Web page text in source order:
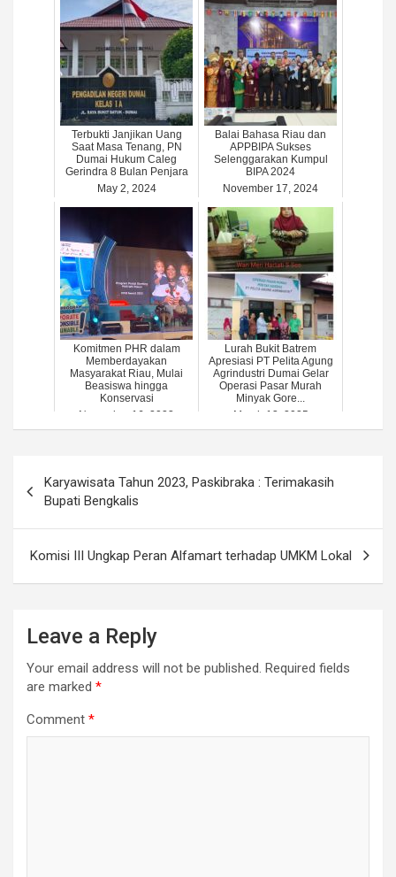
Terbukti Janjikan Uang
Saat Masa Tenang, PN
Dumai Hukum Caleg
Gerindra 8 Bulan Penjara
May 2, 2024
Balai Bahasa Riau dan
APPBIPA Sukses
Selenggarakan Kumpul
BIPA 2024
November 17, 2024
Komitmen PHR dalam
Memberdayakan
Masyarakat Riau, Mulai
Beasiswa hingga
Konservasi
November 16, 2023
Lurah Bukit Batrem
Apresiasi PT Pelita Agung
Agrindustri Dumai Gelar
Operasi Pasar Murah
Minyak Gore...
March 13, 2025
navigation
Karyawisata Tahun 2023, Paskibraka : Terimakasih
Bupati Bengkalis
Komisi III Ungkap Peran Alfamart terhadap UMKM Lokal
Leave a Reply
Your email address will not be published. Required fields
are marked *
Comment *